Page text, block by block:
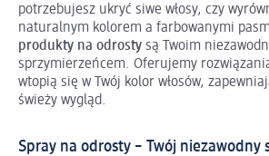
potrzebujesz ukryć siwe włosy, czy
naturalnym kolorem a farbowanymi
produkty na odrosty są Twoim
sprzymierzeńcem. Oferujemy
wtopią się w Twój kolor włosów,
świeży wygląd.
Spray na odrosty – Twój niezawodny